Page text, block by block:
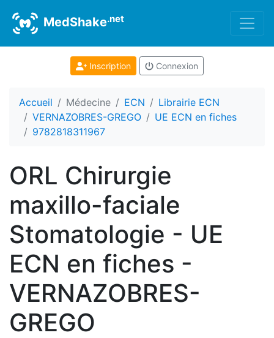
MedShake.net
Inscription Connexion
Accueil Médecine ECN
Librairie ECN
VERNAZOBRES-GREGO
UE ECN en fiches
9782818311967
ORL Chirurgie
maxillo-faciale
Stomatologie - UE
ECN en fiches -
VERNAZOBRES-
GREGO